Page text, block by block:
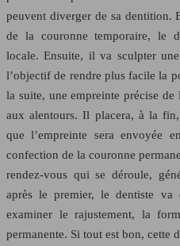
peuvent diverger de sa dentition.
de la couronne temporaire, le
locale. Ensuite, il va sculpter
l’objectif de rendre plus facile la
la suite, une empreinte précise
aux alentours. Il placera, à la
que l’empreinte sera envoyée
confection de la couronne
rendez-vous qui se déroule,
après le premier, le dentiste va
examiner le rajustement, la
permanente. Si tout est bon, cette